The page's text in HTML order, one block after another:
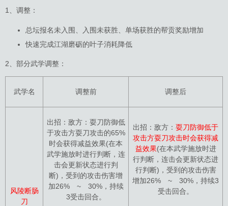
1、调整：
总坛报名未入围、入围未获胜、单场获胜的帮贡奖励增加
快速完成江湖磨砺的叶子消耗降低
2、部分武学调整：
武学名 调整前 调整后
风陵断肠
刀
出招：敌方：耍刀防御低
于攻击方耍刀攻击的65%
时会获得减益效果(在本
武学施放时进行判断，连
击会更新状态进行判
断)，受到的攻击伤害增
加26% ~ 30%，持续
3受击回合。
出招：敌方： 耍刀防御低于
攻击方耍刀攻击时会获得减
益效果(在本武学施放时进
行判断，连击会更新状态进
行判断)，受到的攻击伤害
增加26% ~ 30%，持续3
受击回合。